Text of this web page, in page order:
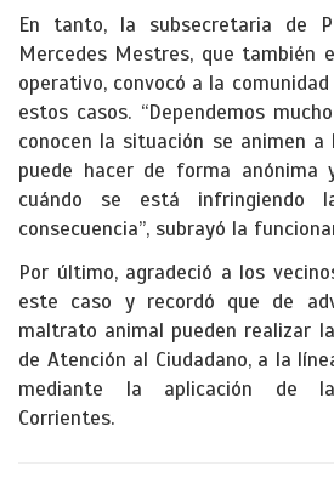
En tanto, la subsecretaria de
Mercedes Mestres, que también
operativo, convocó a la
estos casos. “Dependemos
conocen la situación se animen a
puede hacer de forma anónima
cuándo se está
consecuencia”, subrayó la
Por último, agradeció a los
este caso y recordó que de
maltrato animal pueden realizar
de Atención al Ciudadano, a la
mediante la aplicación de
Corrientes.